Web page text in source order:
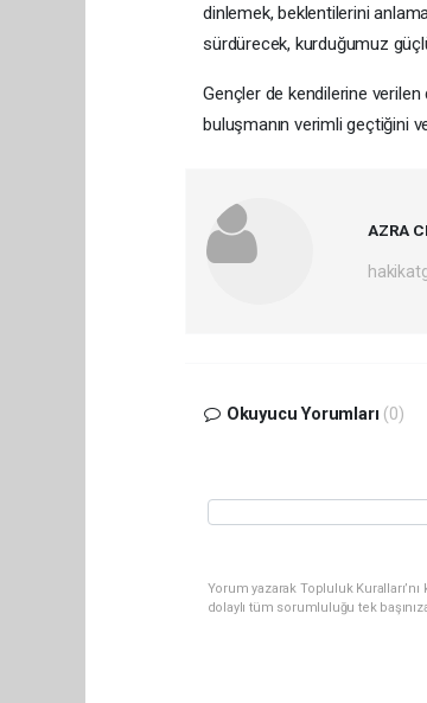
dinlemek, beklentilerini
sürdürecek, kurduğumuz
Gençler de kendilerine
buluşmanın verimli geçtiğini
AZRA
Okuyucu Yorumları (0)
Yorum yazarak Topluluk
dolaylı tüm sorumluluğu tek